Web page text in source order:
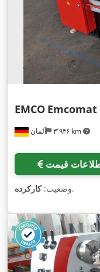
آلمان ۳٬۹۴۶ km
EMCO Emcomat
قیمت
وضعیت:کارکرده ,